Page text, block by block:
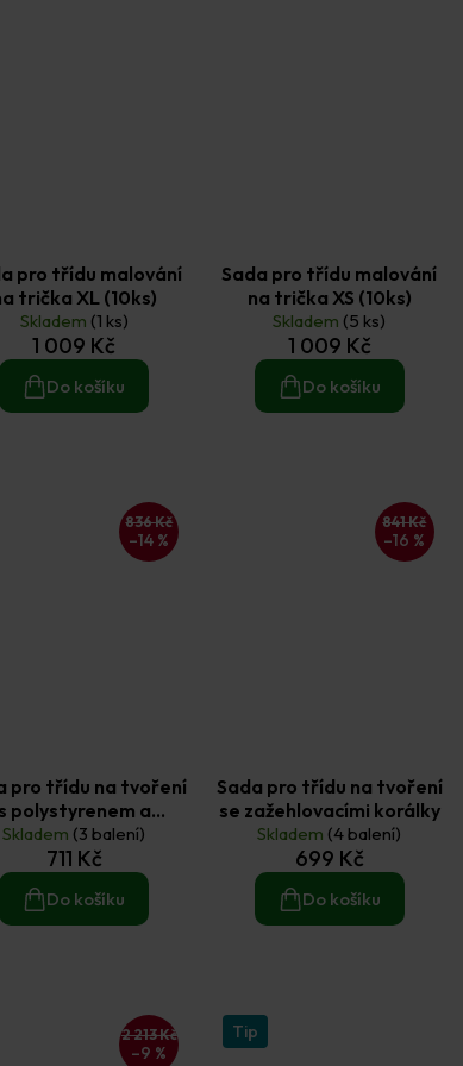
pro třídu malování
trička XL (10ks)
Skladem (1 ks)
1 009 Kč
Do košíku
Sada pro třídu malování
na trička XS (10ks)
Skladem (5 ks)
1 009 Kč
Do košíku
836 Kč
–14 %
pro třídu na tvoření
polystyrenem a
barvami
Skladem (3 balení)
711 Kč
Do košíku
841 Kč
–16 %
Sada pro třídu na tvoření
se zažehlovacími korálky
Skladem (4 balení)
699 Kč
Do košíku
2 213 Kč
–9 %
Tip